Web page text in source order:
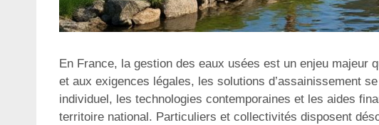
En France, la gestion des eaux usées est un enjeu majeur
et aux exigences légales, les solutions d’assainissement
individuel, les technologies contemporaines et les aides
territoire national. Particuliers et collectivités disposent